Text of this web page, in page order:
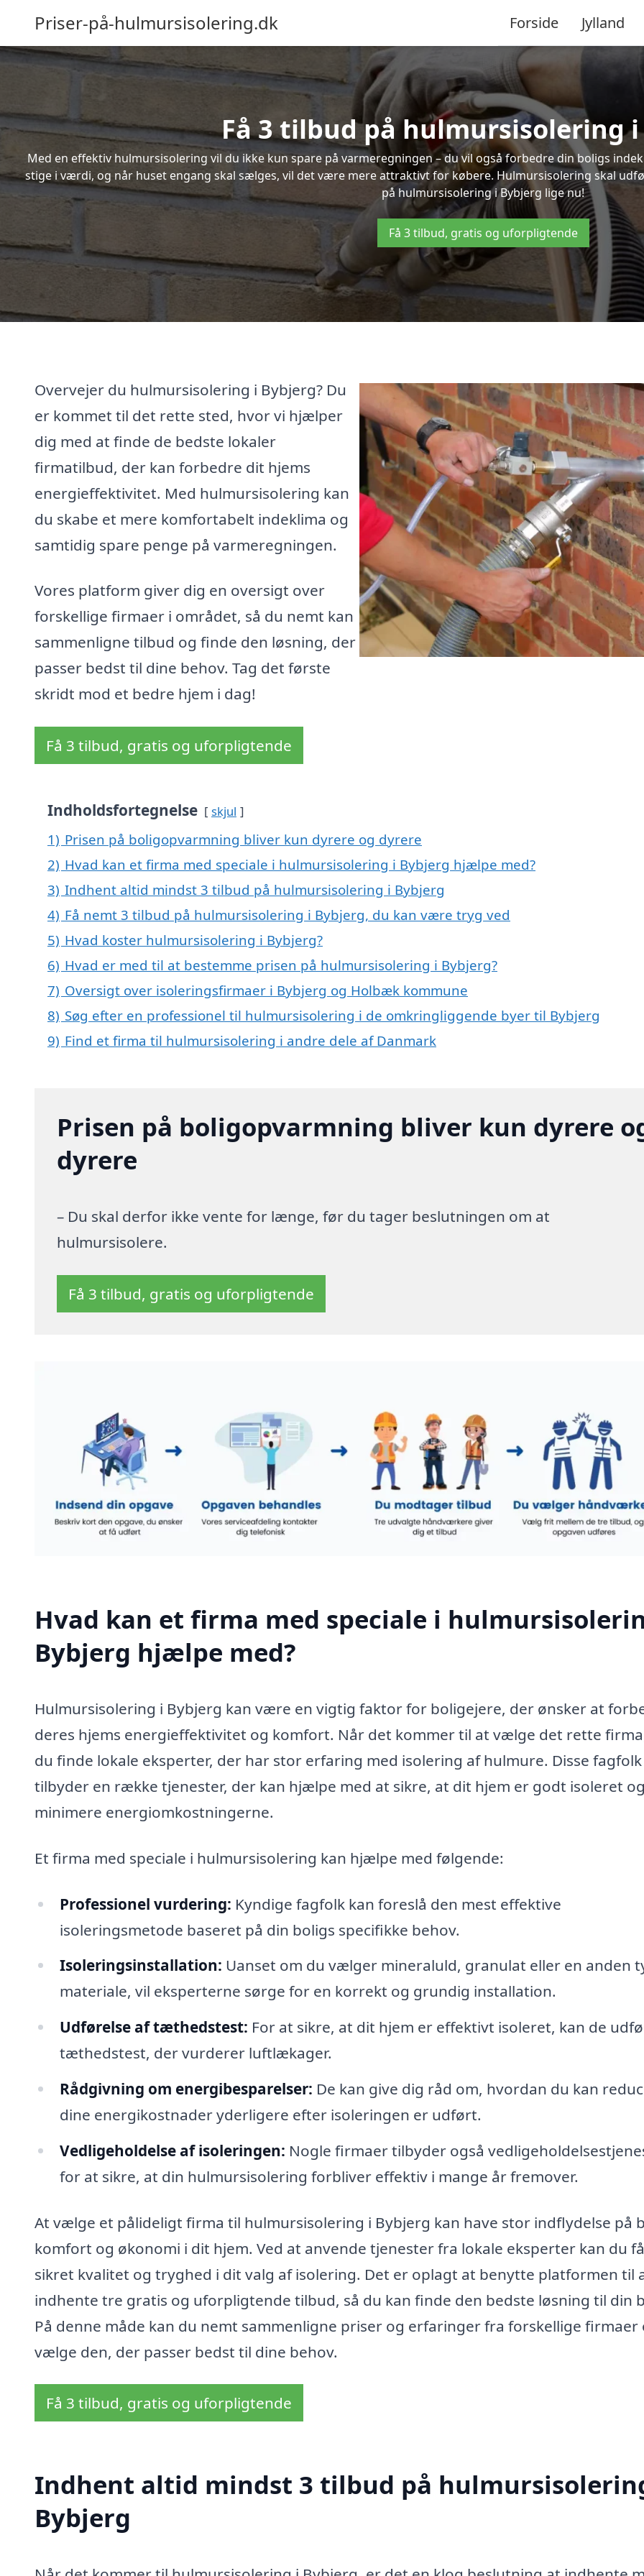
Priser-på-hulmursisolering.dk Forside Jylland
Få 3 tilbud på hulmursisolering
Med en effektiv hulmursisolering vil du ikke kun spare på varmeregningen – du vil også forbedre din boligs
stige i værdi, og når huset engang skal sælges, vil det være mere attraktivt for købere. Hulmursisolering skal
på hulmursisolering i Bybjerg lige nu!
Få 3 tilbud, gratis og uforpligtende
Overvejer du hulmursisolering i Bybjerg? Du
er kommet til det rette sted, hvor vi hjælper
dig med at finde de bedste lokaler
firmatilbud, der kan forbedre dit hjems
energieffektivitet. Med hulmursisolering kan
du skabe et mere komfortabelt indeklima og
samtidig spare penge på varmeregningen.
Vores platform giver dig en oversigt over
forskellige firmaer i området, så du nemt kan
sammenligne tilbud og finde den løsning, der
passer bedst til dine behov. Tag det første
skridt mod et bedre hjem i dag!
Få 3 tilbud, gratis og uforpligtende
Indholdsfortegnelse skjul
1) Prisen på boligopvarmning bliver kun dyrere og dyrere
2) Hvad kan et firma med speciale i hulmursisolering i Bybjerg hjælpe med?
3) Indhent altid mindst 3 tilbud på hulmursisolering i Bybjerg
4) Få nemt 3 tilbud på hulmursisolering i Bybjerg, du kan være tryg ved
5) Hvad koster hulmursisolering i Bybjerg?
6) Hvad er med til at bestemme prisen på hulmursisolering i Bybjerg?
7) Oversigt over isoleringsfirmaer i Bybjerg og Holbæk kommune
8) Søg efter en professionel til hulmursisolering i de omkringliggende byer til Bybjerg
9) Find et firma til hulmursisolering i andre dele af Danmark
Prisen på boligopvarmning bliver kun dyrere
dyrere
– Du skal derfor ikke vente for længe, før du tager beslutningen om at
hulmursisolere.
Få 3 tilbud, gratis og uforpligtende
Hvad kan et firma med speciale i
Bybjerg hjælpe med?
Hulmursisolering i Bybjerg kan være en vigtig faktor for boligejere, der ønsker at
deres hjems energieffektivitet og komfort. Når det kommer til at vælge det rette
du finde lokale eksperter, der har stor erfaring med isolering af hulmure. Disse fagfolk
tilbyder en række tjenester, der kan hjælpe med at sikre, at dit hjem er godt isoleret
minimere energiomkostningerne.
Et firma med speciale i hulmursisolering kan hjælpe med følgende:
Professionel vurdering: Kyndige fagfolk kan foreslå den mest effektive
isoleringsmetode baseret på din boligs specifikke behov.
Isoleringsinstallation: Uanset om du vælger mineraluld, granulat eller en anden
materiale, vil eksperterne sørge for en korrekt og grundig installation.
Udførelse af tæthedstest: For at sikre, at dit hjem er effektivt isoleret, kan de
tæthedstest, der vurderer luftlækager.
Rådgivning om energibesparelser: De kan give dig råd om, hvordan du kan
dine energikostnader yderligere efter isoleringen er udført.
Vedligeholdelse af isoleringen: Nogle firmaer tilbyder også
for at sikre, at din hulmursisolering forbliver effektiv i mange år fremover.
At vælge et pålideligt firma til hulmursisolering i Bybjerg kan have stor indflydelse på
komfort og økonomi i dit hjem. Ved at anvende tjenester fra lokale eksperter kan du
sikret kvalitet og tryghed i dit valg af isolering. Det er oplagt at benytte platformen til
indhente tre gratis og uforpligtende tilbud, så du kan finde den bedste løsning til din
På denne måde kan du nemt sammenligne priser og erfaringer fra forskellige firmaer
vælge den, der passer bedst til dine behov.
Få 3 tilbud, gratis og uforpligtende
Indhent altid mindst 3 tilbud på
Bybjerg